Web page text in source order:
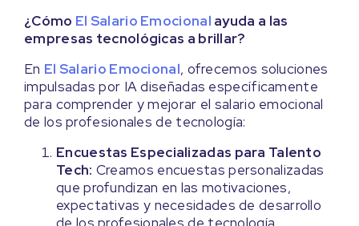
¿Cómo El Salario Emocional ayuda a las
empresas tecnológicas a brillar?
En El Salario Emocional, ofrecemos soluciones
impulsadas por IA diseñadas específicamente
para comprender y mejorar el salario emocional
de los profesionales de tecnología:
Encuestas Especializadas para Talento
Tech: Creamos encuestas personalizadas
que profundizan en las motivaciones,
expectativas y necesidades de desarrollo